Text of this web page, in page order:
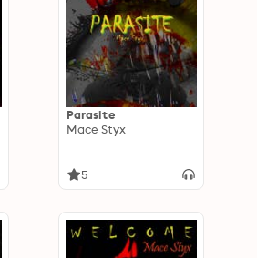
Parasite
Mace Styx
5